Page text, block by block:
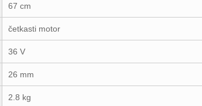
67 cm
četkasti motor
36 V
26 mm
2.8 kg